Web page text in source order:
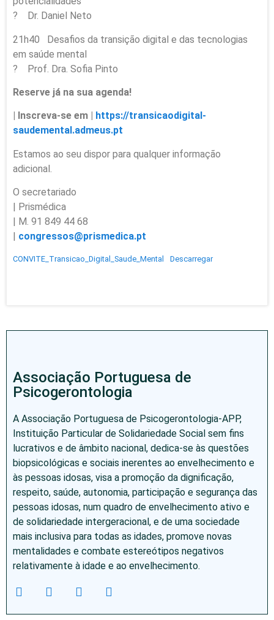
? Dr. Daniel Neto
21h40 Desafios da transição digital e das tecnologias
em saúde mental
? Prof. Dra. Sofia Pinto
Reserve já na sua agenda!
| Inscreva-se em |
https://transicaodigital-
saudemental.admeus.pt
Estamos ao seu dispor para qualquer informação
adicional.
O secretariado
| Prismédica
| M. 91 849 44 68
| congressos@prismedica.pt
CONVITE_Transicao_Digital_Saude_Mental Descarregar
Associação Portuguesa de
Psicogerontologia
A Associação Portuguesa de Psicogerontologia-APP,
Instituição Particular de Solidariedade Social sem fins
lucrativos e de âmbito nacional, dedica-se às questões
biopsicológicas e sociais inerentes ao envelhecimento e
às pessoas idosas, visa a promoção da dignificação,
respeito, saúde, autonomia, participação e segurança das
pessoas idosas, num quadro de envelhecimento ativo e
de solidariedade intergeracional, e de uma sociedade
mais inclusiva para todas as idades, promove novas
mentalidades e combate estereótipos negativos
relativamente à idade e ao envelhecimento.